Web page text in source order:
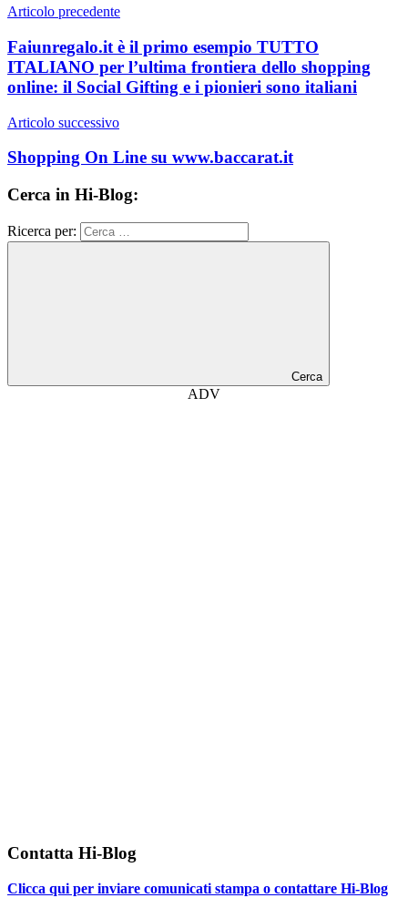
Articolo precedente
Faiunregalo.it è il primo esempio TUTTO
ITALIANO per l’ultima frontiera dello shopping
online: il Social Gifting e i pionieri sono italiani
Articolo successivo
Shopping On Line su www.baccarat.it
Cerca in Hi-Blog:
Ricerca per:
Cerca
ADV
Contatta Hi-Blog
Clicca qui per inviare comunicati stampa o contattare Hi-Blog